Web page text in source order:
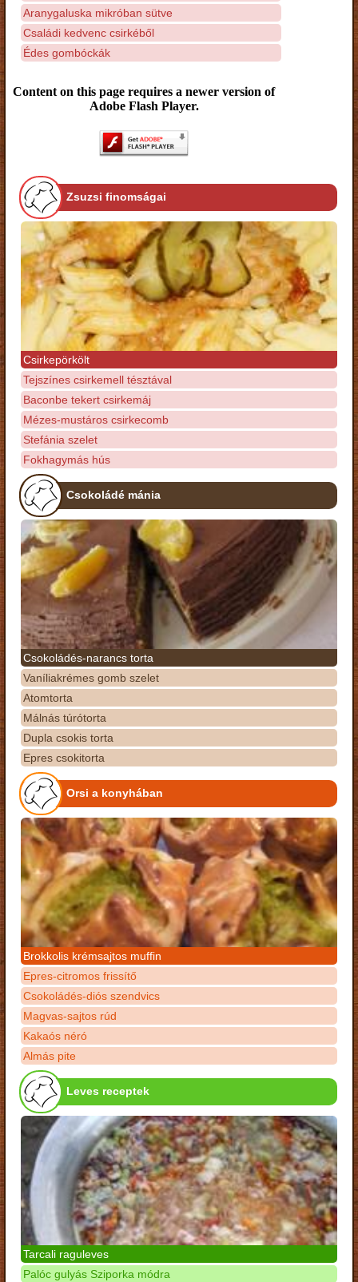
Aranygaluska mikróban sütve
Családi kedvenc csirkéből
Édes gombóckák
Content on this page requires a newer version of
Adobe Flash Player.
Zsuzsi finomságai
Csirkepörkölt
Tejszínes csirkemell tésztával
Baconbe tekert csirkemáj
Mézes-mustáros csirkecomb
Stefánia szelet
Fokhagymás hús
Csokoládé mánia
Csokoládés-narancs torta
Vaníliakrémes gomb szelet
Atomtorta
Málnás túrótorta
Dupla csokis torta
Epres csokitorta
Orsi a konyhában
Brokkolis krémsajtos muffin
Epres-citromos frissítő
Csokoládés-diós szendvics
Magvas-sajtos rúd
Kakaós néró
Almás pite
Leves receptek
Tarcali raguleves
Palóc gulyás Sziporka módra